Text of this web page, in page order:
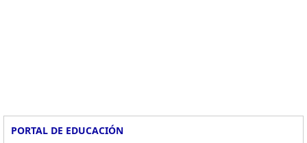
PORTAL DE EDUCACIÓN